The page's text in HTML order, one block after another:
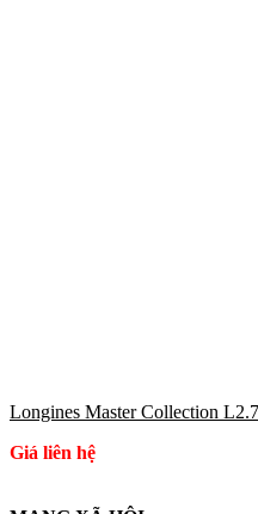
Longines Master Collection
Giá liên hệ